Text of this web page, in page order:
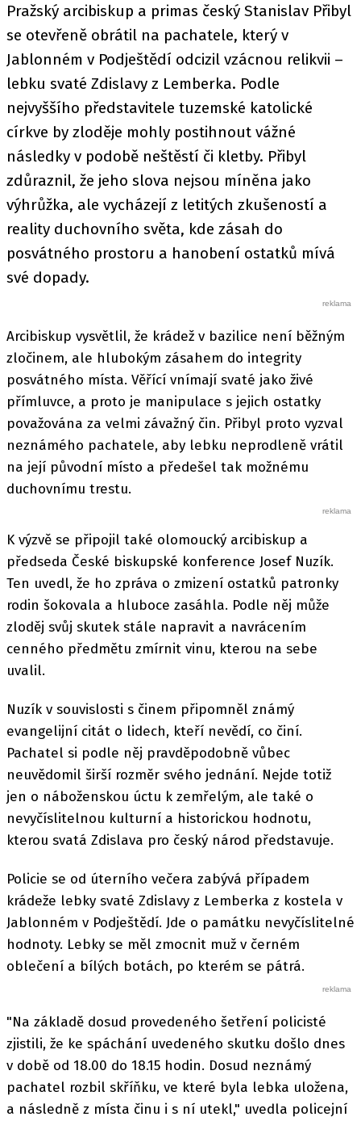
Pražský arcibiskup a primas český Stanislav Přibyl
se otevřeně obrátil na pachatele, který v
Jablonném v Podještědí odcizil vzácnou relikvii –
lebku svaté Zdislavy z Lemberka. Podle
nejvyššího představitele tuzemské katolické
církve by zloděje mohly postihnout vážné
následky v podobě neštěstí či kletby. Přibyl
zdůraznil, že jeho slova nejsou míněna jako
výhrůžka, ale vycházejí z letitých zkušeností a
reality duchovního světa, kde zásah do
posvátného prostoru a hanobení ostatků mívá
své dopady.
Arcibiskup vysvětlil, že krádež v bazilice není běžným
zločinem, ale hlubokým zásahem do integrity
posvátného místa. Věřící vnímají svaté jako živé
přímluvce, a proto je manipulace s jejich ostatky
považována za velmi závažný čin. Přibyl proto vyzval
neznámého pachatele, aby lebku neprodleně vrátil
na její původní místo a předešel tak možnému
duchovnímu trestu.
K výzvě se připojil také olomoucký arcibiskup a
předseda České biskupské konference Josef Nuzík.
Ten uvedl, že ho zpráva o zmizení ostatků patronky
rodin šokovala a hluboce zasáhla. Podle něj může
zloděj svůj skutek stále napravit a navrácením
cenného předmětu zmírnit vinu, kterou na sebe
uvalil.
Nuzík v souvislosti s činem připomněl známý
evangelijní citát o lidech, kteří nevědí, co činí.
Pachatel si podle něj pravděpodobně vůbec
neuvědomil širší rozměr svého jednání. Nejde totiž
jen o náboženskou úctu k zemřelým, ale také o
nevyčíslitelnou kulturní a historickou hodnotu,
kterou svatá Zdislava pro český národ představuje.
Policie se od úterního večera zabývá případem
krádeže lebky svaté Zdislavy z Lemberka z kostela v
Jablonném v Podještědí. Jde o památku nevyčíslitelné
hodnoty. Lebky se měl zmocnit muž v černém
oblečení a bílých botách, po kterém se pátrá.
"Na základě dosud provedeného šetření policisté
zjistili, že ke spáchání uvedeného skutku došlo dnes
v době od 18.00 do 18.15 hodin. Dosud neznámý
pachatel rozbil skříňku, ve které byla lebka uložena,
a následně z místa činu i s ní utekl," uvedla policejní